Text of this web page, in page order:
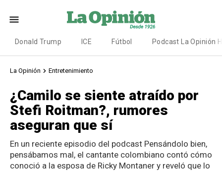
Donald Trump ICE Fútbol Podcast La Opinión
La Opinión Entretenimiento
¿Camilo se siente atraído por
Stefi Roitman?, rumores
aseguran que sí
En un reciente episodio del podcast Pensándolo bien,
pensábamos mal, el cantante colombiano contó cómo
conoció a la esposa de Ricky Montaner y reveló que lo